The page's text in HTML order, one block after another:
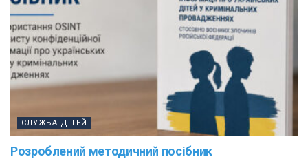
СЛУЖБА ДІТЕЙ
Розроблений методичний посібник